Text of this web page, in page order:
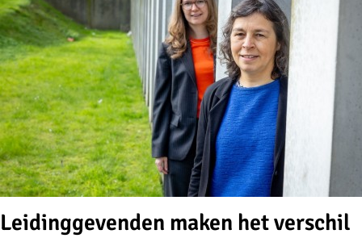
Leidinggevenden maken het verschil